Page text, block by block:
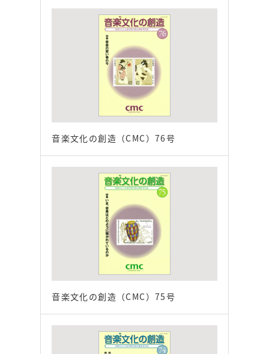
音楽文化の創造（CMC）76号
音楽文化の創造（CMC）75号